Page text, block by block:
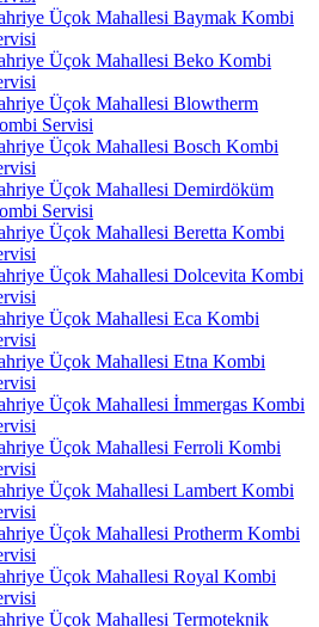
Üçok Mahallesi Baymak Kombi
Üçok Mahallesi Beko Kombi
Üçok Mahallesi Blowtherm
Servisi
Üçok Mahallesi Bosch Kombi
Üçok Mahallesi Demirdöküm
Servisi
Üçok Mahallesi Beretta Kombi
Üçok Mahallesi Dolcevita Kombi
Üçok Mahallesi Eca Kombi
Üçok Mahallesi Etna Kombi
Üçok Mahallesi İmmergas Kombi
Üçok Mahallesi Ferroli Kombi
Üçok Mahallesi Lambert Kombi
Üçok Mahallesi Protherm Kombi
Üçok Mahallesi Royal Kombi
Üçok Mahallesi Termoteknik